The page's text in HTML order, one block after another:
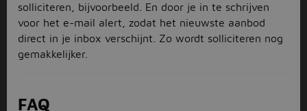
solliciteren, bijvoorbeeld. En door je in te schrijven
voor het e-mail alert, zodat het nieuwste aanbod
direct in je inbox verschijnt. Zo wordt solliciteren nog
gemakkelijker.
FAQ